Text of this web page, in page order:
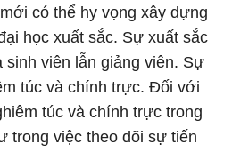
có thể hy vọng xây dựng
học xuất sắc. Sự xuất sắc
viên lẫn giảng viên. Sự
túc và chính trực. Đối với
túc và chính trực trong
trong việc theo dõi sự tiến